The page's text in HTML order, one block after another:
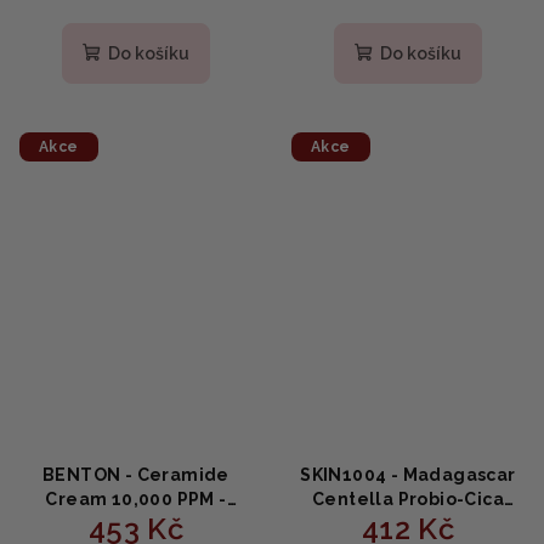
Do košíku Do košíku
Akce
BENTON - Ceramide
Cream 10,000 PPM -
Hydratační krém s
453 Kč
Akce
SKIN1004 - Madagascar
Centella Probio-Cica
Enrich Cream - Výživný
412 Kč